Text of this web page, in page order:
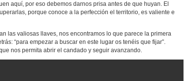
aquí, por eso debemos darnos prisa antes de que huyan. El
porque conoce a la perfección el territorio, es valiente e
las valiosas llaves, nos encontramos lo que parece la primera
“para empezar a buscar en este lugar os tenéis que fijar”.
nos permita abrir el candado y seguir avanzando.